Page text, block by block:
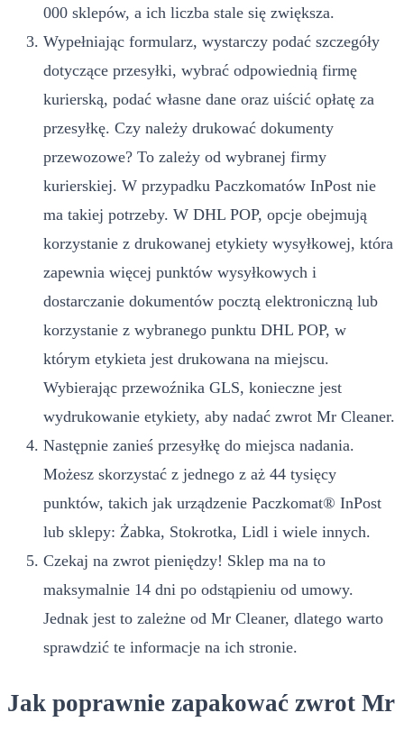
000 sklepów, a ich liczba stale się zwiększa.
Wypełniając formularz, wystarczy podać szczegóły
dotyczące przesyłki, wybrać odpowiednią firmę
kurierską, podać własne dane oraz uiścić opłatę za
przesyłkę. Czy należy drukować dokumenty
przewozowe? To zależy od wybranej firmy
kurierskiej. W przypadku Paczkomatów InPost nie
ma takiej potrzeby. W DHL POP, opcje obejmują
korzystanie z drukowanej etykiety wysyłkowej, która
zapewnia więcej punktów wysyłkowych i
dostarczanie dokumentów pocztą elektroniczną lub
korzystanie z wybranego punktu DHL POP, w
którym etykieta jest drukowana na miejscu.
Wybierając przewoźnika GLS, konieczne jest
wydrukowanie etykiety, aby nadać zwrot Mr Cleaner.
Następnie zanieś przesyłkę do miejsca nadania.
Możesz skorzystać z jednego z aż 44 tysięcy
punktów, takich jak urządzenie Paczkomat® InPost
lub sklepy: Żabka, Stokrotka, Lidl i wiele innych.
Czekaj na zwrot pieniędzy! Sklep ma na to
maksymalnie 14 dni po odstąpieniu od umowy.
Jednak jest to zależne od Mr Cleaner, dlatego warto
sprawdzić te informacje na ich stronie.
Jak poprawnie zapakować zwrot Mr